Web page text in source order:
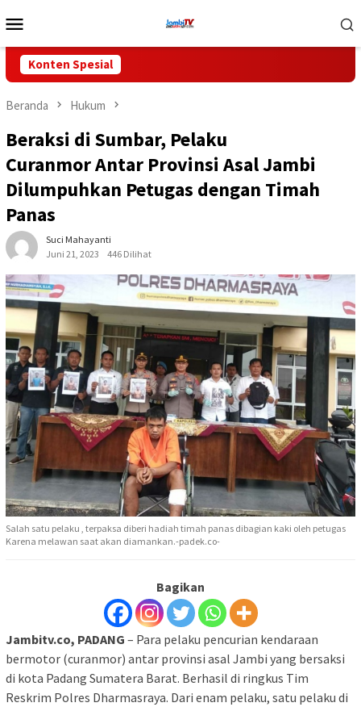
ke
Mobile
Konten Spesial
Beranda Hukum
Beraksi di Sumbar, Pelaku
Curanmor Antar Provinsi Asal Jambi
Dilumpuhkan Petugas dengan Timah
Panas
Suci Mahayanti
Juni 21, 2023
446 Dilihat
Salah satu pelaku , terpaksa diberi hadiah timah panas dibagian kaki oleh petugas
Karena melawan saat akan diamankan.-padek.co-
Bagikan
Jambitv.co, PADANG – Para pelaku pencurian kendaraan
bermotor (curanmor) antar provinsi asal Jambi yang bersaksi
di kota Padang Sumatera Barat. Berhasil di ringkus Tim
Reskrim Polres Dharmasraya. Dari enam pelaku, satu pelaku di